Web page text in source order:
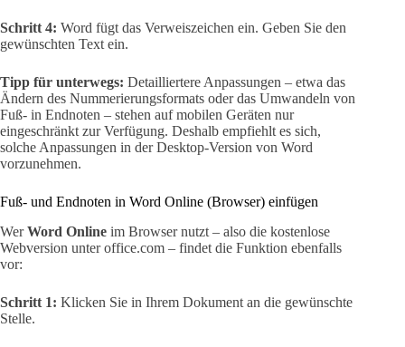
Schritt 4: Word fügt das Verweiszeichen ein. Geben Sie den
gewünschten Text ein.
Tipp für unterwegs: Detailliertere Anpassungen – etwa das
Ändern des Nummerierungsformats oder das Umwandeln von
Fuß- in Endnoten – stehen auf mobilen Geräten nur
eingeschränkt zur Verfügung. Deshalb empfiehlt es sich,
solche Anpassungen in der Desktop-Version von Word
vorzunehmen.
Fuß- und Endnoten in Word Online (Browser) einfügen
WerWord Online im Browser nutzt – also die kostenlose
Webversion unter office.com – findet die Funktion ebenfalls
vor:
Schritt 1: Klicken Sie in Ihrem Dokument an die gewünschte
Stelle.